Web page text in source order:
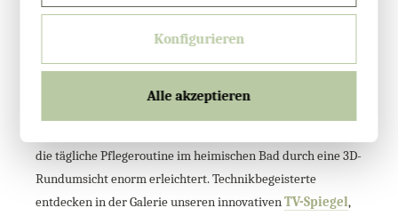
Lassen Sie sich von unserer interaktiven Bildergalerie
inspirieren. Klicken und wischen Sie durch verschiedene
Raumkonzepte und sehen Sie selbst, wie unsere Glas und
die tägliche Pflegeroutine im heimischen Bad durch eine 3D-
Rundumsicht enorm erleichtert. Technikbegeisterte
entdecken in der Galerie unseren innovativenTV-Spiegel,
Konfigurieren
Alle akzeptieren